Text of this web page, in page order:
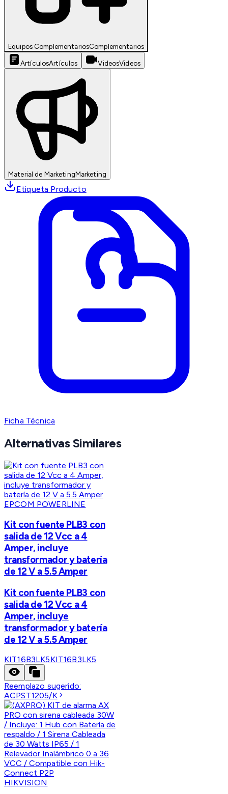
Equipos ComplementariosComplementarios
ArtículosArtículos VideosVideos
Material de MarketingMarketing
Etiqueta Producto
Ficha Técnica
Alternativas Similares
EPCOM POWERLINE
Kit con fuente PLB3 con
salida de 12 Vcc a 4
Amper, incluye
transformador y batería
de 12 V a 5.5 Amper
Kit con fuente PLB3 con
salida de 12 Vcc a 4
Amper, incluye
transformador y batería
de 12 V a 5.5 Amper
KIT16B3LK5KIT16B3LK5
Reemplazo sugerido:
ACPST1205/K
HIKVISION